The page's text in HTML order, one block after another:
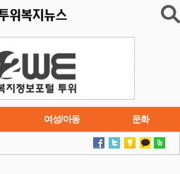
여성/아동 문화
연재소설